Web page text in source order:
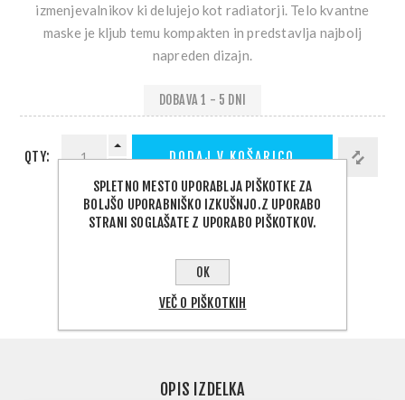
izmenjevalnikov ki delujejo kot radiatorji. Telo kvantne
maske je kljub temu kompakten in predstavlja najbolj
napreden dizajn.
DOBAVA 1 - 5 DNI
QTY: DODAJ V KOŠARICO
PODELI:
IZBERITE NASLOV ZA DOSTAVO
OPIS IZDELKA
SPLETNO MESTO UPORABLJA PIŠKOTKE ZA
BOLJŠO UPORABNIŠKO IZKUŠNJO.Z UPORABO
STRANI SOGLAŠATE Z UPORABO PIŠKOTKOV.
OK
VEČ O PIŠKOTKIH